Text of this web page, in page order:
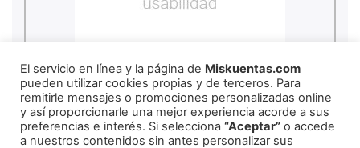
El servicio en línea y la página de Miskuentas.com
pueden utilizar cookies propias y de terceros. Para
remitirle mensajes o promociones personalizadas online
y así proporcionarle una mejor experiencia acorde a sus
preferencias e interés. Si selecciona “Aceptar” o accede
a nuestros contenidos sin antes personalizar sus